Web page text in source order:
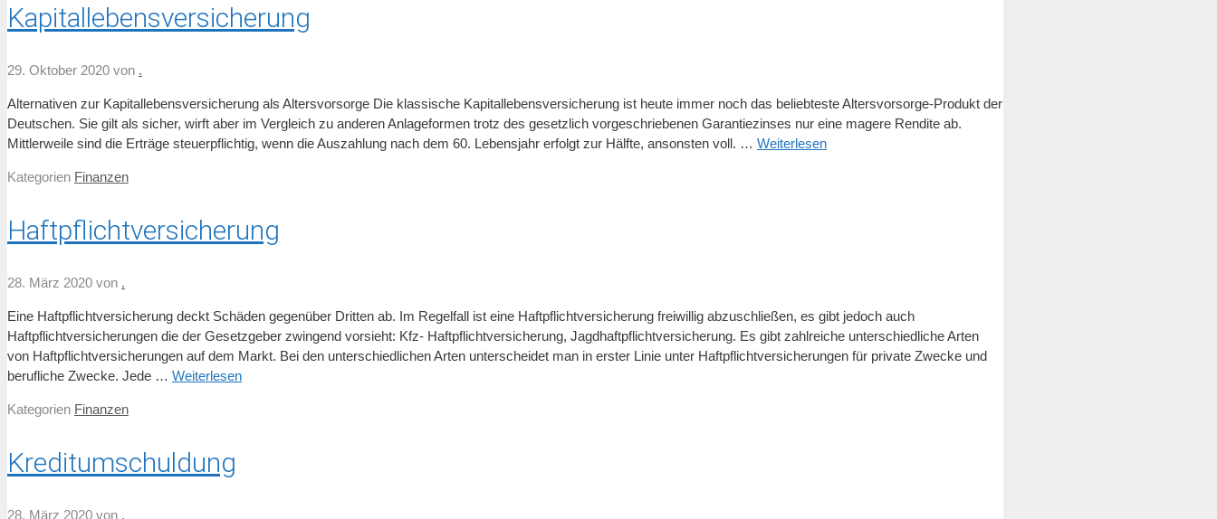
Kapitallebensversicherung
29. Oktober 2020 von .
Alternativen zur Kapitallebensversicherung als Altersvorsorge Die klassische Kapitallebensversicherung ist heute immer noch das beliebteste Altersvorsorge-Produkt der
Deutschen. Sie gilt als sicher, wirft aber im Vergleich zu anderen Anlageformen trotz des gesetzlich vorgeschriebenen Garantiezinses nur eine magere Rendite ab.
Mittlerweile sind die Erträge steuerpflichtig, wenn die Auszahlung nach dem 60. Lebensjahr erfolgt zur Hälfte, ansonsten voll. … Weiterlesen
Kategorien Finanzen
Haftpflichtversicherung
28. März 2020 von .
Eine Haftpflichtversicherung deckt Schäden gegenüber Dritten ab. Im Regelfall ist eine Haftpflichtversicherung freiwillig abzuschließen, es gibt jedoch auch
Haftpflichtversicherungen die der Gesetzgeber zwingend vorsieht: Kfz- Haftpflichtversicherung, Jagdhaftpflichtversicherung. Es gibt zahlreiche unterschiedliche Arten
von Haftpflichtversicherungen auf dem Markt. Bei den unterschiedlichen Arten unterscheidet man in erster Linie unter Haftpflichtversicherungen für private Zwecke und
berufliche Zwecke. Jede … Weiterlesen
Kategorien Finanzen
Kreditumschuldung
28. März 2020 von .